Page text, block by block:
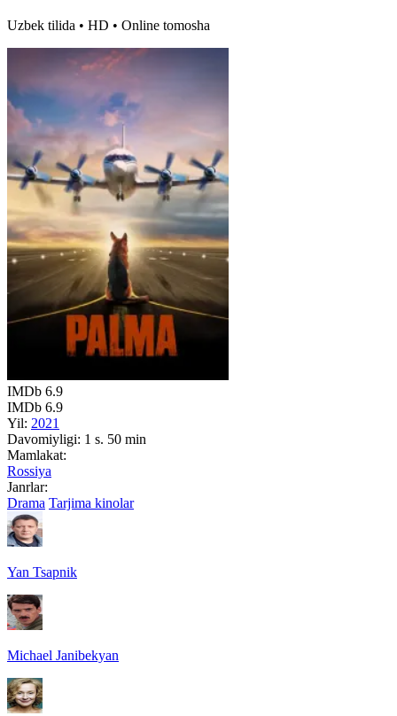
Uzbek tilida • HD • Online tomosha
IMDb 6.9
IMDb 6.9
Yil: 2021
Davomiyligi: 1 s. 50 min
Mamlakat:
Rossiya
Janrlar:
Drama Tarjima kinolar
Yan Tsapnik
Michael Janibekyan